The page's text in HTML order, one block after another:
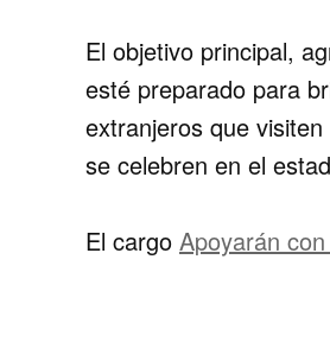
El objetivo principal,
esté preparado para
extranjeros que
se celebren en el
El cargo Apoyarán